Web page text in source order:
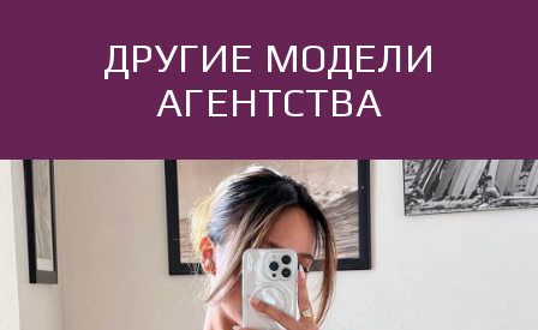
ДРУГИЕ МОДЕЛИ
АГЕНТСТВА